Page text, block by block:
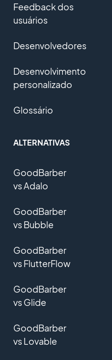
Feedback dos
usuários
Desenvolvedores
Desenvolvimento
personalizado
Glossário
ALTERNATIVAS
GoodBarber
vs Adalo
GoodBarber
vs Bubble
GoodBarber
vs FlutterFlow
GoodBarber
vs Glide
GoodBarber
vs Lovable